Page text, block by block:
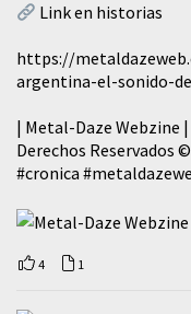
Link en historias
https://
argentina-el-sonido-
| Metal-Daze Webzine
Derechos Reservados
#cronica
4 1